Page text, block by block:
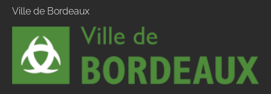
Ville de Bordeaux